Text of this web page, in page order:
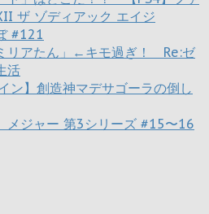
ザ ゾディアック エイジ
#121
リアたん」←キモ過ぎ！ Re:ゼ
活
ン】創造神マデサゴーラの倒し
ジャー 第3シリーズ #15〜16